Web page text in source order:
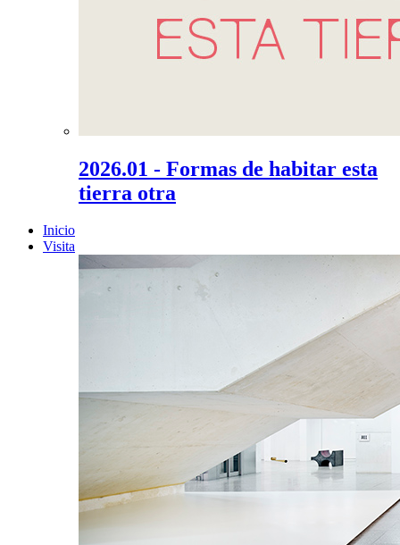
2026.01 - Formas de habitar esta
tierra otra
Inicio
Visita